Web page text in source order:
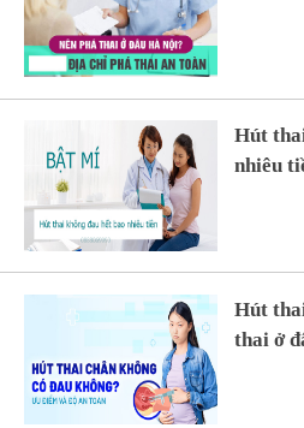
Hút
nhiêu
Hút
thai ở